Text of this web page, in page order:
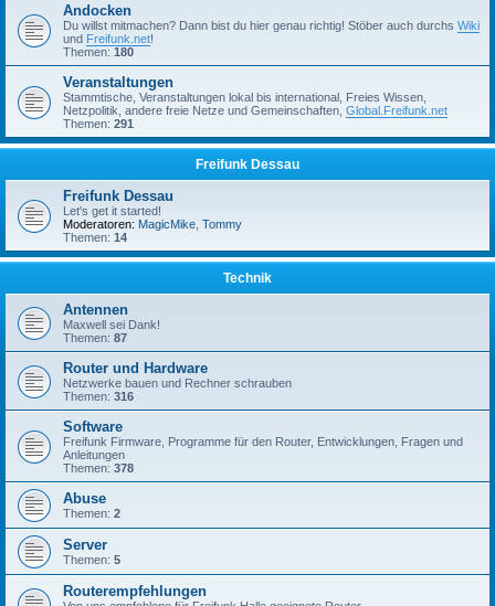
Andocken
Du willst mitmachen? Dann bist du hier genau richtig! Stöber auch durchs Wiki
und Freifunk.net!
Themen: 180
Veranstaltungen
Stammtische, Veranstaltungen lokal bis international, Freies Wissen,
Netzpolitik, andere freie Netze und Gemeinschaften, Global.Freifunk.net
Themen: 291
Freifunk Dessau
Freifunk Dessau
Let's get it started!
Moderatoren: MagicMike Tommy
Themen: 14
Technik
Antennen
Maxwell sei Dank!
Themen: 87
Router und Hardware
Netzwerke bauen und Rechner schrauben
Themen: 316
Software
Freifunk Firmware, Programme für den Router, Entwicklungen, Fragen und
Anleitungen
Themen: 378
Abuse
Themen: 2
Server
Themen: 5
Routerempfehlungen